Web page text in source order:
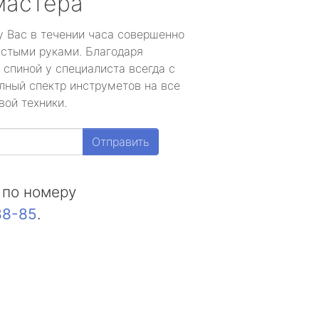
в течении часа совершенно
руками. Благодаря
у специалиста всегда с
спектр инструметов на все
техники.
Отправить
номеру
85.